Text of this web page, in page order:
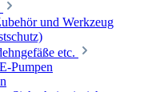
und Werkzeug
etc.
Pumpen